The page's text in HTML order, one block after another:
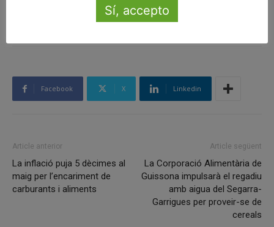
calella erc
Facebook X Linkedin
Article anterior
La inflació puja 5 dècimes al
maig per l’encariment de
carburants i aliments
Article següent
La Corporació Alimentària de
Guissona impulsarà el regadiu
amb aigua del Segarra-
Garrigues per proveir-se de
cereals
Sí, accepto